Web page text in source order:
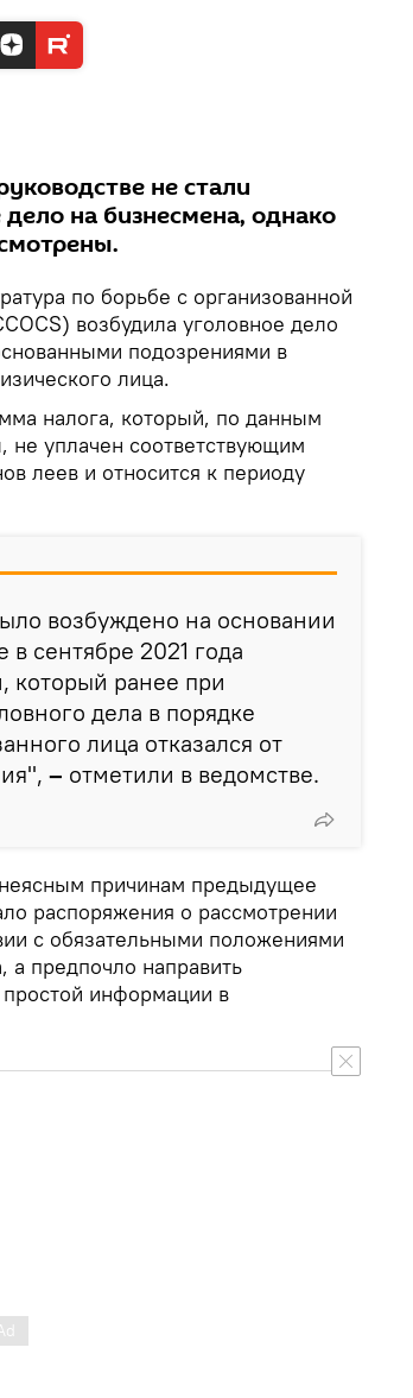
не стали
на бизнесмена, однако
по борьбе с организованной
возбудила уголовное дело
подозрениями в
лица.
налога, который, по данным
не уплачен соответствующим
леев и относится к периоду
возбуждено на основании
в сентябре 2021 года
который ранее при
дела в порядке
лица отказался от
– отметили в ведомстве.
неясным причинам предыдущее
распоряжения о рассмотрении
с обязательными положениями
а предпочло направить
информации в